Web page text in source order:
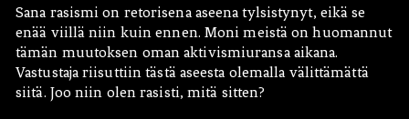
Sana rasismi on retorisena aseena tylsistynyt, eikä se
enää viillä niin kuin ennen. Moni meistä on huomannut
tämän muutoksen oman aktivismiuransa aikana.
Vastustaja riisuttiin tästä aseesta olemalla välittämättä
siitä. Joo niin olen rasisti, mitä sitten?